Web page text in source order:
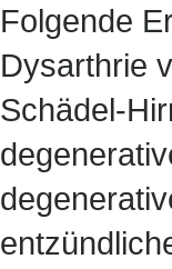
Folgende
Dysarthrie
Schädel-